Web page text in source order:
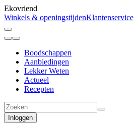
Ekovriend
Winkels & openingstijdenKlantenservice
Boodschappen
Aanbiedingen
Lekker Weten
Actueel
Recepten
Inloggen